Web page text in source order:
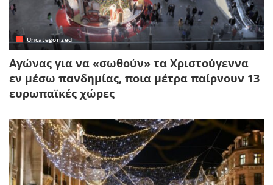
Uncategorized
Αγώνας για να «σωθούν» τα Χριστούγεννα
εν μέσω πανδημίας, ποια μέτρα παίρνουν 13
ευρωπαϊκές χώρες